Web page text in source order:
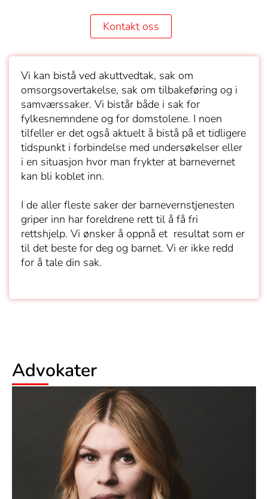
Kontakt oss
Vi kan bistå ved akuttvedtak, sak om
omsorgsovertakelse, sak om tilbakeføring og i
samværssaker. Vi bistår både i sak for
fylkesnemndene og for domstolene. I noen
tilfeller er det også aktuelt å bistå på et tidligere
tidspunkt i forbindelse med undersøkelser eller
i en situasjon hvor man frykter at barnevernet
kan bli koblet inn.
I de aller fleste saker der barnevernstjenesten
griper inn har foreldrene rett til å få fri
rettshjelp. Vi ønsker å oppnå et resultat som er
til det beste for deg og barnet. Vi er ikke redd
for å tale din sak.
Advokater